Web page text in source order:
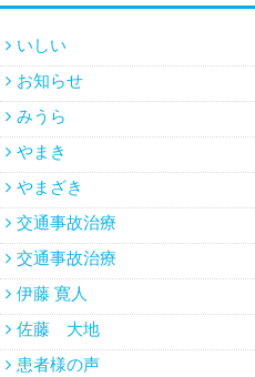
いしい
お知らせ
みうら
やまき
やまざき
交通事故治療
交通事故治療
伊藤 寛人
佐藤 大地
患者様の声